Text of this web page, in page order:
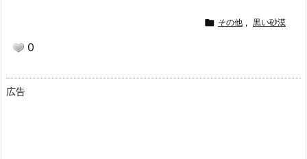
 その他 , 黒い砂漠
0
広告